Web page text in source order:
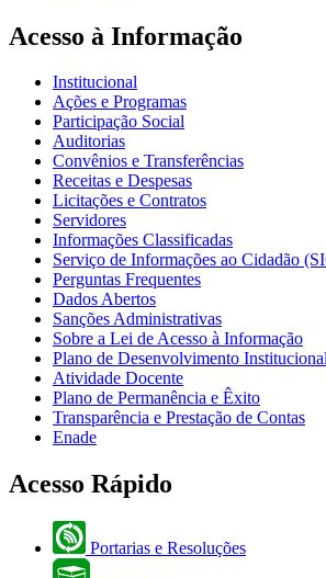
Acesso à Informação
Institucional
Ações e Programas
Participação Social
Auditorias
Convênios e Transferências
Receitas e Despesas
Licitações e Contratos
Servidores
Informações Classificadas
Serviço de Informações ao Cidadão
Perguntas Frequentes
Dados Abertos
Sanções Administrativas
Sobre a Lei de Acesso à Informação
Plano de Desenvolvimento
Atividade Docente
Plano de Permanência e Êxito
Transparência e Prestação de Contas
Enade
Acesso Rápido
Portarias e Resoluções